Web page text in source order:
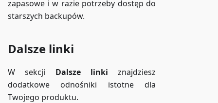
zapasowe i w razie potrzeby dostęp do
starszych backupów.
Dalsze linki
W sekcji Dalsze linki znajdziesz
dodatkowe odnośniki istotne dla
Twojego produktu.